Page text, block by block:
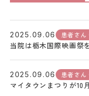
2025.09.06 患者さん
当院は栃木国際映画祭
2025.09.06 患者さん
マイタウンまつりが10